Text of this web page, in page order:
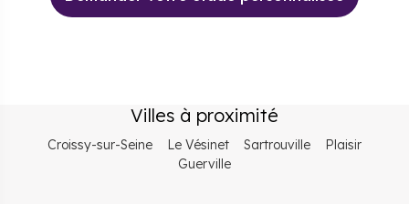
Villes à proximité
Croissy-sur-Seine Le Vésinet Sartrouville
Plaisir
Guerville